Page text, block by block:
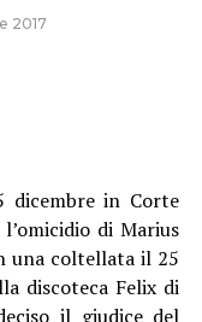
2017
dicembre in Corte
di Marius
una coltellata il 25
discoteca Felix di
il giudice del